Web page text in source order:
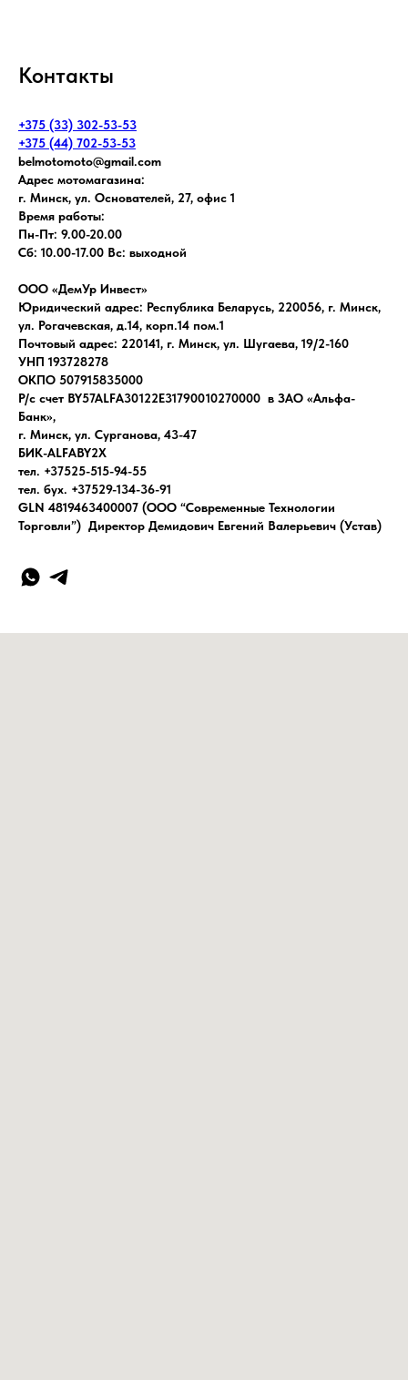
Контакты
+375 (33) 302-53-53
+375 (44) 702-53-53
belmotomoto@gmail.com
Адрес мотомагазина:
г. Минск, ул. Основателей, 27, офис 1
Время работы:
Пн-Пт: 9.00-20.00
Сб: 10.00-17.00 Вс: выходной
ООО «ДемУр Инвест»
Юридический адрес: Республика Беларусь, 220056, г. Минск,
ул. Рогачевская, д.14, корп.14 пом.1
Почтовый адрес: 220141, г. Минск, ул. Шугаева, 19/2-160
УНП 193728278
ОКПО 507915835000
Р/с счет BY57ALFA30122E31790010270000 в ЗАО «Альфа-
Банк»,
г. Минск, ул. Сурганова, 43-47
БИК-ALFABY2X
тел. +37525-515-94-55
тел. бух. +37529-134-36-91
GLN 4819463400007 (ООО “Современные Технологии
Торговли”) Директор Демидович Евгений Валерьевич (Устав)